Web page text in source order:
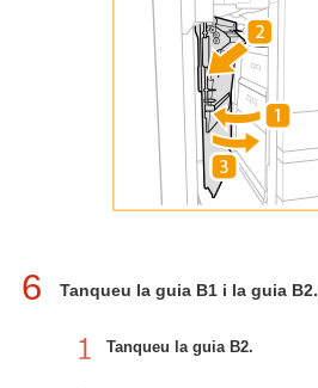
6 Tanqueu la guia B1 i la guia B2.
Tanqueu la guia B2.